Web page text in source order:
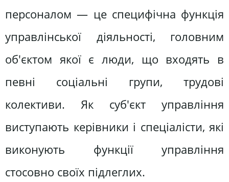
персоналом — це специфічна функція
управлінської діяльності, головним
об'єктом якої є люди, що входять в
певні соціальні групи, трудові
колективи. Як суб'єкт управління
виступають керівники і спеціалісти, які
виконують функції управління
стосовно своїх підлеглих.